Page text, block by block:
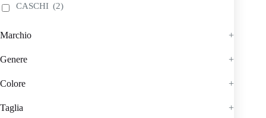
CASCHI (2)
Marchio +
Genere +
Colore +
Taglia +